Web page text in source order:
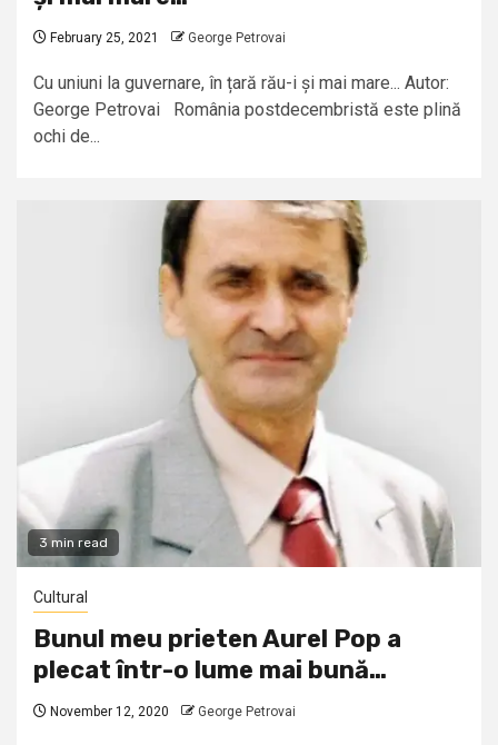
February 25, 2021 George Petrovai
Cu uniuni la guvernare, în țară rău-i și mai mare... Autor:
George Petrovai România postdecembristă este plină
ochi de...
3 min read
Cultural
Bunul meu prieten Aurel Pop a
plecat într-o lume mai bună…
November 12, 2020 George Petrovai